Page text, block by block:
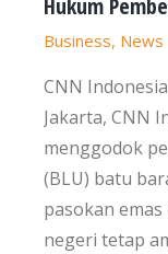
Hukum
Business, News
CNN
Jakarta, CNN
menggodok
(BLU) batu
pasokan
negeri tetap